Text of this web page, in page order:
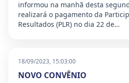
informou na manhã desta
realizará o pagamento da
Resultados (PLR) no dia 22 de…
18/09/2023, 15:03:00
NOVO CONVÊNIO